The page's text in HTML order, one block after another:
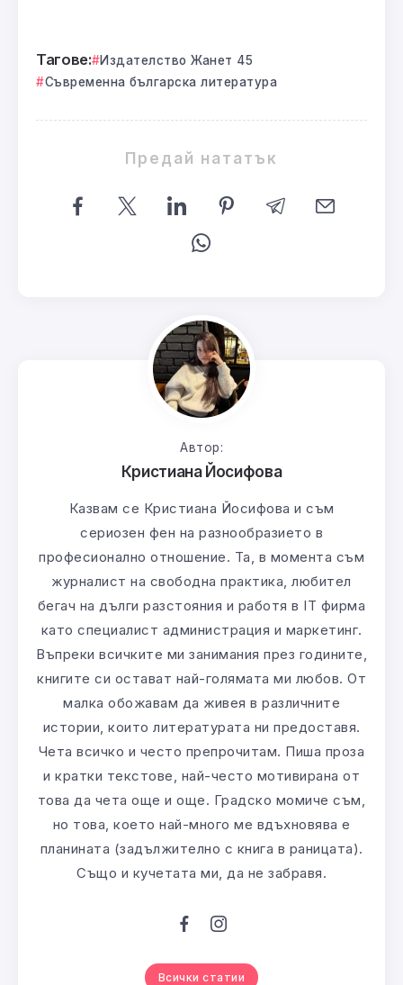
Тагове:
Издателство Жанет 45
Съвременна българска литература
Предай нататък
Автор:
Кристиана Йосифова
Казвам се Кристиана Йосифова и съм
сериозен фен на разнообразието в
професионално отношение. Та, в момента съм
журналист на свободна практика, любител
бегач на дълги разстояния и работя в IT фирма
като специалист администрация и маркетинг.
Въпреки всичките ми занимания през годините,
книгите си остават най-голямата ми любов. От
малка обожавам да живея в различните
истории, които литературата ни предоставя.
Чета всичко и често препрочитам. Пиша проза
и кратки текстове, най-често мотивирана от
това да чета още и още. Градско момиче съм,
но това, което най-много ме вдъхновява е
планината (задължително с книга в раницата).
Също и кучетата ми, да не забравя.
Всички статии